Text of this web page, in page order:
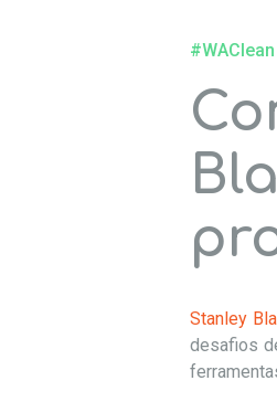
#WAClean
Stanley
desafios